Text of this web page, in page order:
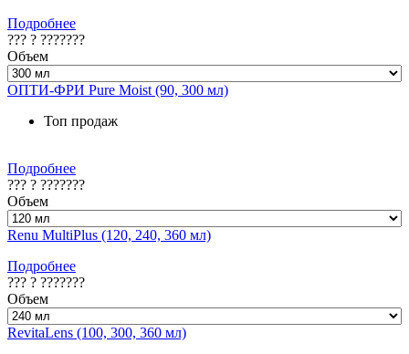
Подробнее
??? ? ???????
Объем
ОПТИ-ФРИ Pure Moist (90, 300 мл)
Топ продаж
Подробнее
??? ? ???????
Объем
Renu MultiPlus (120, 240, 360 мл)
Подробнее
??? ? ???????
Объем
RevitaLens (100, 300, 360 мл)